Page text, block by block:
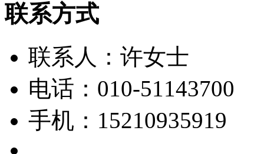
联系方式
联系人：许女士
电话：010-51143700
手机：15210935919